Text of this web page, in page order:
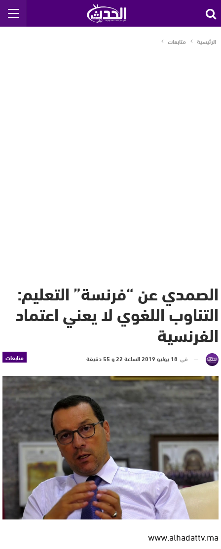
الرئيسية متابعات
الصمدي عن “فرنسة” التعليم:
التناوب اللغوي لا يعني اعتماد
الفرنسية
متابعات في 18 يوليو 2019 الساعة 22 و 55 دقيقة
www.alhadattv.ma